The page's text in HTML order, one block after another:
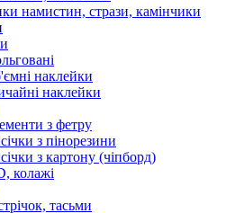
намистин, стрази, камінчики
наклейки
наклейки
з фетру
з пінорезини
з картону (чіпборд)
колажі
тасьми